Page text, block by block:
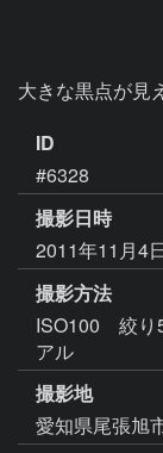
大きな黒点が見
ID
#6328
撮影日時
2011年11月4
撮影方法
ISO100 絞
アル
撮影地
愛知県尾張旭